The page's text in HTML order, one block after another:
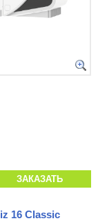
ЗАКАЗАТЬ
16 Classic